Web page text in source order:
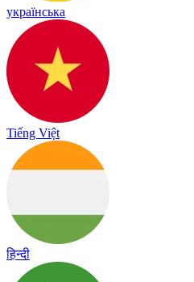
українська
Tiếng Việt
हिन्दी